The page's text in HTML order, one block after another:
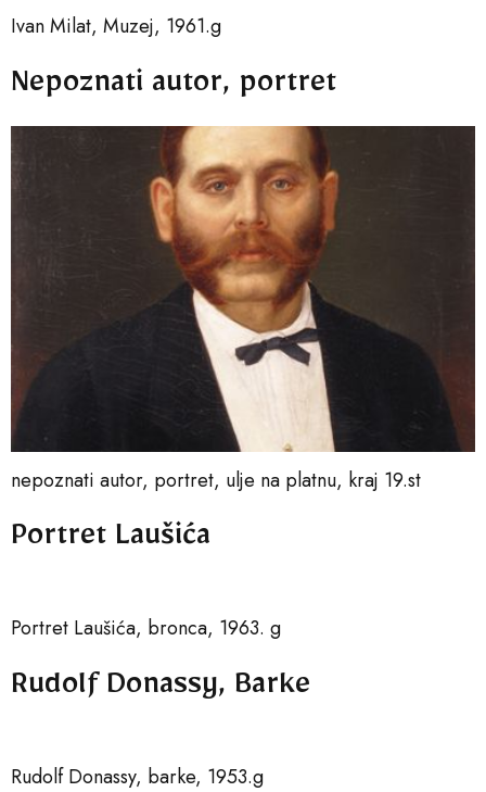
Ivan Milat, Muzej, 1961.g
Nepoznati autor, portret
nepoznati autor, portret, ulje na platnu, kraj 19.st
Portret Laušića
Portret Laušića, bronca, 1963. g
Rudolf Donassy, Barke
Rudolf Donassy, barke, 1953.g